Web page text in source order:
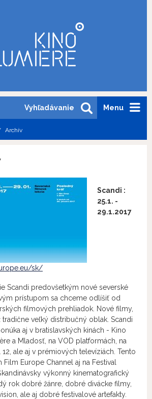
Menu
Vyhľadávanie
Archív
Scandi :
25.1. -
29.1.2017
sk/
Scandi predovšetkým nové severské
prístupom sa chceme odlíšiť od
filmových prehliadok. Nové filmy,
tradične veľký distribučný oblak. Scandi
aj v bratislavských kinách - Kino
a Mladosť, na VOD platformách, na
12, ale aj v prémiových televíziách. Tento
Europe Channel aj na Festival
výkonný kinematografický
rok dobré žánre, dobré divácke filmy,
ale aj dobré festivalové artefakty.